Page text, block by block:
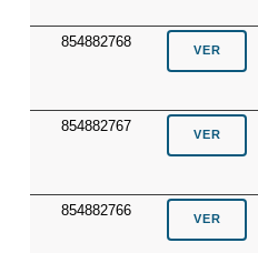
854882768
854882767
854882766